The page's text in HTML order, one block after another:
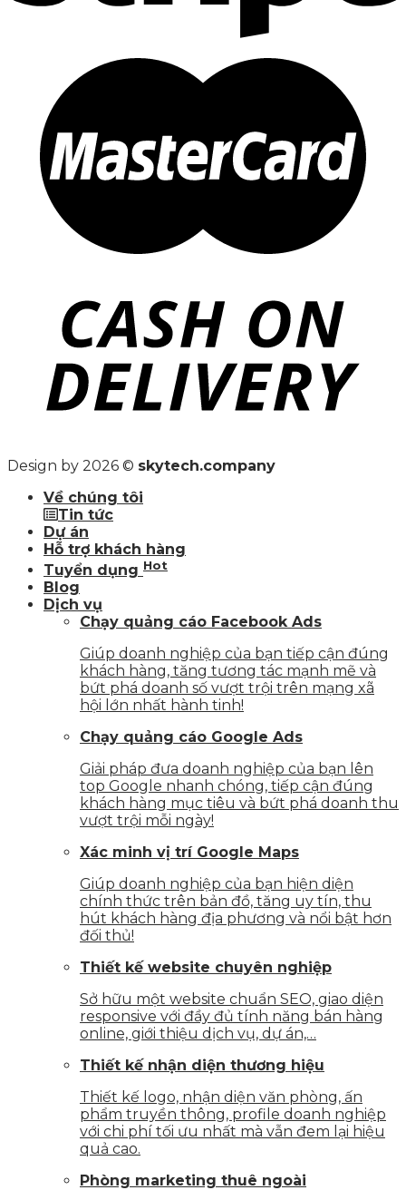
Design by 2026 © skytech.company
Về chúng tôi
Tin tức
Dự án
Hỗ trợ khách hàng
Tuyển dụng Hot
Blog
Dịch vụ
Chạy quảng cáo Facebook Ads
Giúp doanh nghiệp của bạn tiếp cận đúng
khách hàng, tăng tương tác mạnh mẽ và
bứt phá doanh số vượt trội trên mạng xã
hội lớn nhất hành tinh!
Chạy quảng cáo Google Ads
Giải pháp đưa doanh nghiệp của bạn lên
top Google nhanh chóng, tiếp cận đúng
khách hàng mục tiêu và bứt phá doanh thu
vượt trội mỗi ngày!
Xác minh vị trí Google Maps
Giúp doanh nghiệp của bạn hiện diện
chính thức trên bản đồ, tăng uy tín, thu
hút khách hàng địa phương và nổi bật hơn
đối thủ!
Thiết kế website chuyên nghiệp
Sở hữu một website chuẩn SEO, giao diện
responsive với đầy đủ tính năng bán hàng
online, giới thiệu dịch vụ, dự án,…
Thiết kế nhận diện thương hiệu
Thiết kế logo, nhận diện văn phòng, ấn
phẩm truyền thông, profile doanh nghiệp
với chi phí tối ưu nhất mà vẫn đem lại hiệu
quả cao.
Phòng marketing thuê ngoài